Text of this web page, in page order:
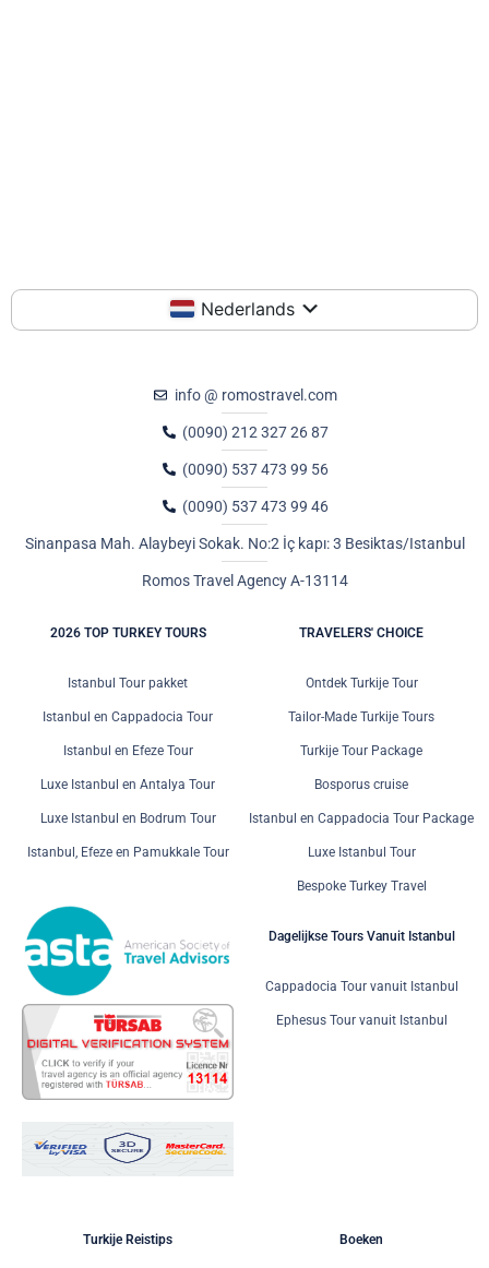
Nederlands
info @ romostravel.com
(0090) 212 327 26 87
(0090) 537 473 99 56
(0090) 537 473 99 46
Sinanpasa Mah. Alaybeyi Sokak. No:2 İç kapı: 3 Besiktas/Istanbul
Romos Travel Agency A-13114
2026 TOP TURKEY TOURS
Istanbul Tour pakket
Istanbul en Cappadocia Tour
Istanbul en Efeze Tour
Luxe Istanbul en Antalya Tour
Luxe Istanbul en Bodrum Tour
Istanbul, Efeze en Pamukkale Tour
TRAVELERS' CHOICE
Ontdek Turkije Tour
Tailor-Made Turkije Tours
Turkije Tour Package
Bosporus cruise
Istanbul en Cappadocia Tour Package
Luxe Istanbul Tour
Bespoke Turkey Travel
Dagelijkse Tours Vanuit Istanbul
Cappadocia Tour vanuit Istanbul
Ephesus Tour vanuit Istanbul
Turkije Reistips Boeken